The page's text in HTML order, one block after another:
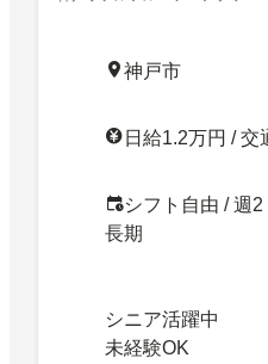
神戸市
日給1.2万円 / 交
シフト自由 / 週
長期
シニア活躍中
未経験OK